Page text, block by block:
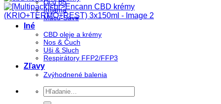
Ocu B5
Inflama
Macu-Save
Iné
CBD oleje a krémy
Nos & Čuch
Uši & Sluch
Respirátory FFP2/FFP3
Zľavy
Zvýhodnené balenia
Hľadať: